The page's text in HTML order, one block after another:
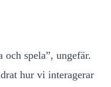
och spela”, ungefär.
hur vi interagerar